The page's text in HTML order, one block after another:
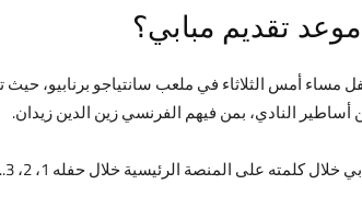
تقديم مبابي؟
أساطير النادي، بمن فيهم الفرنسي زين الدين زيدان.
الرئيسية خلال حفله 1، 2، 3..هلال مدريد، وهي الجملة ذاتها التي نطقها رونالدو عند تقديمه لاعبا لريال مدريد في يوليو من عام 2009.